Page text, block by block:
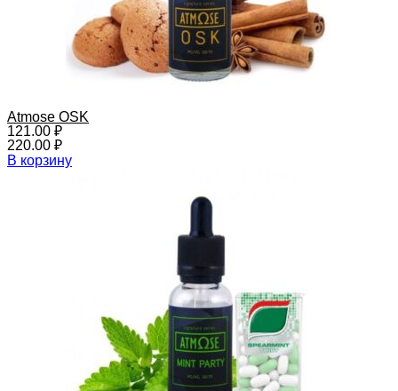
Atmose OSK
121.00 ₽
220.00 ₽
В корзину